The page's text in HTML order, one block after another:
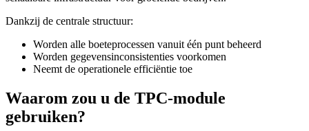
Dankzij de centrale structuur:
Worden alle boeteprocessen vanuit één punt beheerd
Worden gegevensinconsistenties voorkomen
Neemt de operationele efficiëntie toe
Waarom zou u de TPC-module
gebruiken?